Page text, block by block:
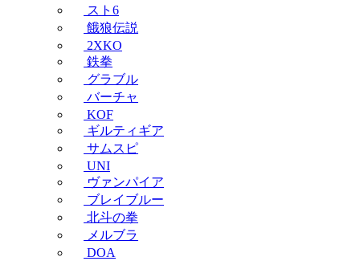
スト6
餓狼伝説
2XKO
鉄拳
グラブル
バーチャ
KOF
ギルティギア
サムスピ
UNI
ヴァンパイア
ブレイブルー
北斗の拳
メルブラ
DOA